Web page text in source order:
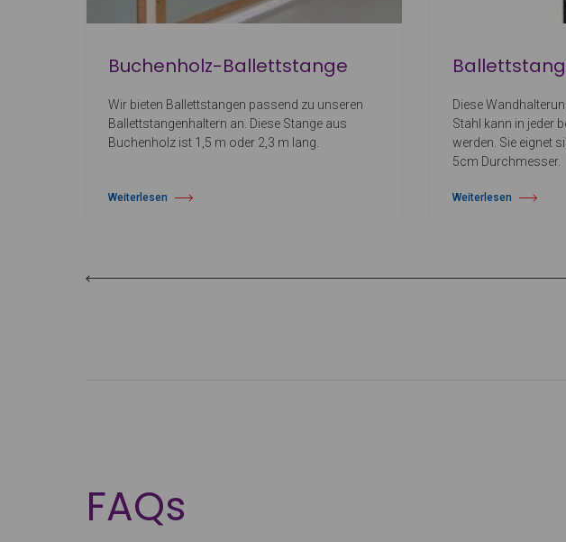
Buchenholz-Ballettstange
Wir bieten Ballettstangen passend zu unseren
Ballettstangenhaltern an. Diese Stange aus
Buchenholz ist 1,5 m oder 2,3 m lang.
Weiterlesen
über Buchenholz-Ballettstange
Diese
Stahl kann in jeder
werden. Sie eignet
5cm Durchmesser.
Weiterlesen
über
FAQs